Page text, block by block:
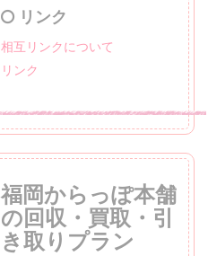
リンク
相互リンクについて
リンク
福岡からっぽ本舗
の回収・買取・引
き取りプラン